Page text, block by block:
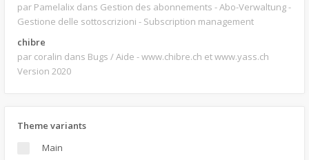
par Pamelalix dans Gestion des abonnements - Abo-Verwaltung -
Gestione delle sottoscrizioni - Subscription management
chibre
par coralin dans Bugs / Aide - www.chibre.ch et www.yass.ch
Version 2020
Theme variants
Main